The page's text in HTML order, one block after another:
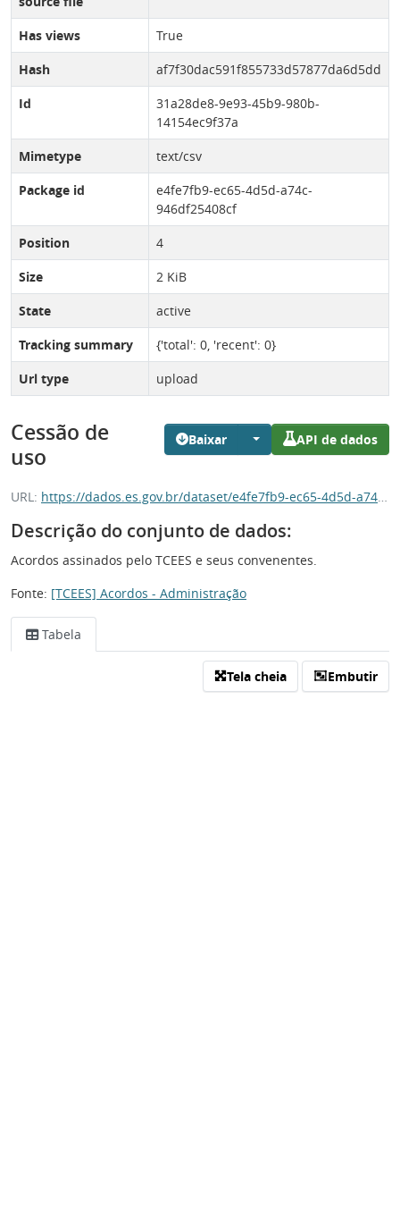
Baixar API de dados
Cessão de
uso
URL: https://dados.es.gov.br/dataset/e4fe7fb9-ec65-4d5d-a74c-946df25408cf/resource/31a28de8-9e93-45b9-980b-14154ec9f37a/download/cessao-uso.csv
Descrição do conjunto de dados:
Acordos assinados pelo TCEES e seus convenentes.
Fonte: [TCEES] Acordos - Administração
Tabela
Tela cheia Embutir
Has views
True
Hash
af7f30dac591f855733d57877da6d5dd
Id
31a28de8-9e93-45b9-980b-
14154ec9f37a
Mimetype
text/csv
Package id
e4fe7fb9-ec65-4d5d-a74c-
946df25408cf
Position
4
Size
2 KiB
State
active
Tracking summary
{'total': 0, 'recent': 0}
Url type
upload